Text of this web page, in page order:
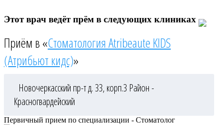
Этот врач ведёт прём в следующих клиниках
Приём в «Стоматология Atribeaute KIDS
(Атрибьют кидс)»
Новочеркасский пр-т д. 33, корп.3 Район -
Красногвардейский
Первичный прием по специализации - Стоматолог